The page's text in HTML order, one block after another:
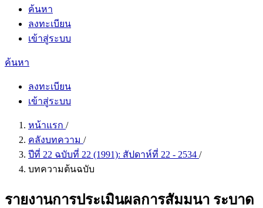
ค้นหา
ลงทะเบียน
เข้าสู่ระบบ
ค้นหา
ลงทะเบียน
เข้าสู่ระบบ
หน้าแรก /
คลังบทความ /
ปีที่ 22 ฉบับที่ 22 (1991): สัปดาห์ที่ 22 - 2534 /
บทความต้นฉบับ
รายงานการประเมินผลการสัมมนา ระบาด